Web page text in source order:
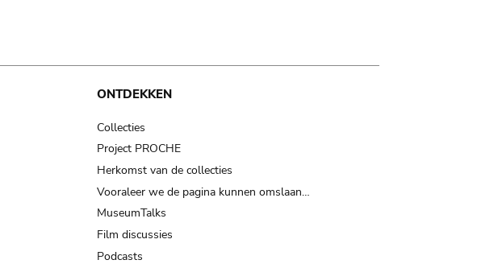
ONTDEKKEN
Collecties
Project PROCHE
Herkomst van de collecties
Vooraleer we de pagina kunnen omslaan…
MuseumTalks
Film discussies
Podcasts